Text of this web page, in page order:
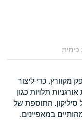
כימית
מקוורץ. כדי ליצור
תלויות כגון
סיליקון. התוספת של
במאפיינים.